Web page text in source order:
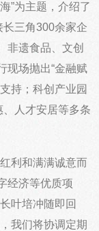
”为主题，介绍了
长三角300余家企
非遗食品、文创
现场抛出“金融赋
持；科创产业园
、人才安居等多条
利和满满诚意而
经济等优质项
叶培冲随即回
我们将协调定期